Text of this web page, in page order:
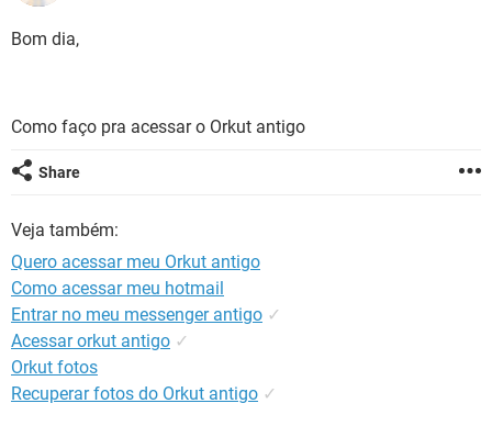
GUIA DE COMPRAS
INSTAGRAM
CELULAR
OUTLOOK
GUIA DE COMPRAS
JOGOS
INSTAGRAM GMAIL
GUIA DE COMPRAS
Bom dia,
Como faço pra acessar o Orkut antigo
Share
Veja também:
Quero acessar meu Orkut antigo
Como acessar meu hotmail
Entrar no meu messenger antigo ✓
Acessar orkut antigo ✓
Orkut fotos
Recuperar fotos do Orkut antigo ✓